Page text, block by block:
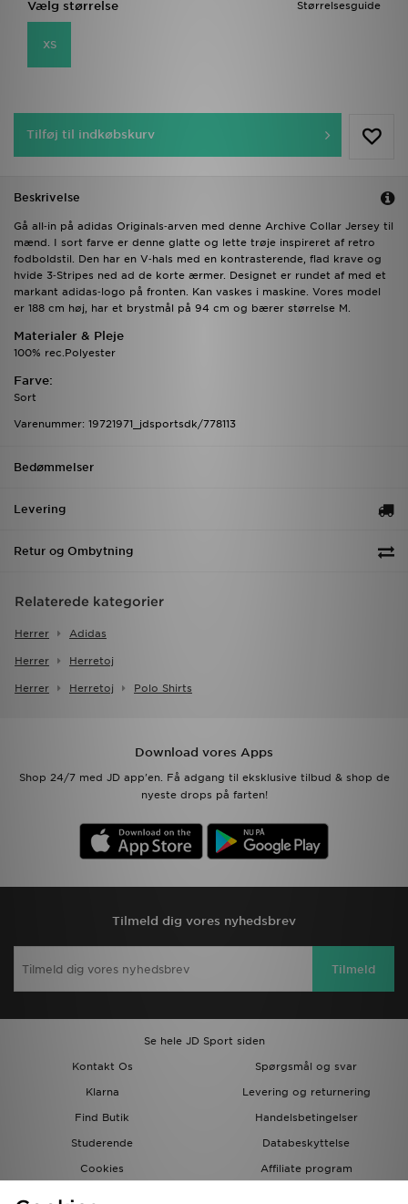
Størrelsesguide
Vælg størrelse
XS
Tilføj til indkøbskurv
Beskrivelse
Gå all‑in på adidas Originals‑arven med denne Archive Collar Jersey til
mænd. I sort farve er denne glatte og lette trøje inspireret af retro
fodboldstil. Den har en V‑hals med en kontrasterende, flad krave og
hvide 3‑Stripes ned ad de korte ærmer. Designet er rundet af med et
markant adidas‑logo på fronten. Kan vaskes i maskine. Vores model
er 188 cm høj, har et brystmål på 94 cm og bærer størrelse M.
Materialer & Pleje
100% rec.Polyester
Farve:
Sort
Varenummer: 19721971_jdsportsdk/778113
Bedømmelser
Levering
Retur og Ombytning
Relaterede kategorier
Herrer Adidas
Herrer Herretoj
Herrer Herretoj Polo Shirts
Download vores Apps
Shop 24/7 med JD app'en. Få adgang til eksklusive tilbud & shop de
nyeste drops på farten!
Tilmeld dig vores nyhedsbrev
Tilmeld
Se hele JD Sport siden
Kontakt Os
Spørgsmål og svar
Klarna
Levering og returnering
Find Butik
Handelsbetingelser
Studerende
Databeskyttelse
Cookies
Affiliate program